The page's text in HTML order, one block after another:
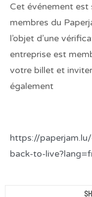
Cet événement
membres du
l’objet d’une
entreprise est
votre billet et
également
https://
back-to-